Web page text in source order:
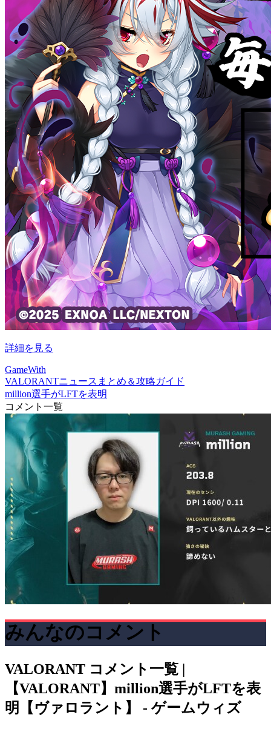
詳細を見る
GameWith
VALORANTニュースまとめ＆攻略ガイド
million選手がLFTを表明
コメント一覧
みんなのコメント
VALORANT コメント一覧 |
【VALORANT】million選手がLFTを表
明【ヴァロラント】 - ゲームウィズ